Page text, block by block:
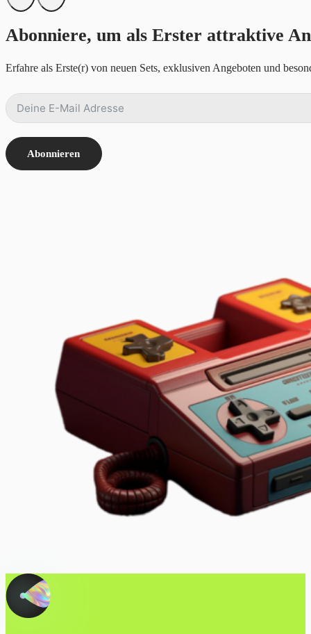
Abonniere, um als Erster attraktive
Erfahre als Erste(r) von neuen Sets, exklusiven Angeboten und
Abonnieren